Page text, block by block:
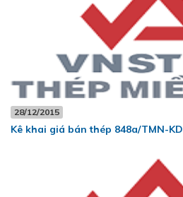
28/12/2015
Kê khai giá bán thép 848a/TMN-KD